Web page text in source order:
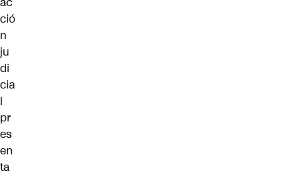
ció
n
ju
di
cia
l
pr
es
en
ta